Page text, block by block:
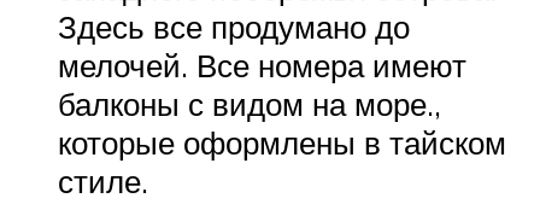
Здесь все продумано до
мелочей. Все номера имеют
балконы с видом на море.,
которые оформлены в тайском
стиле.